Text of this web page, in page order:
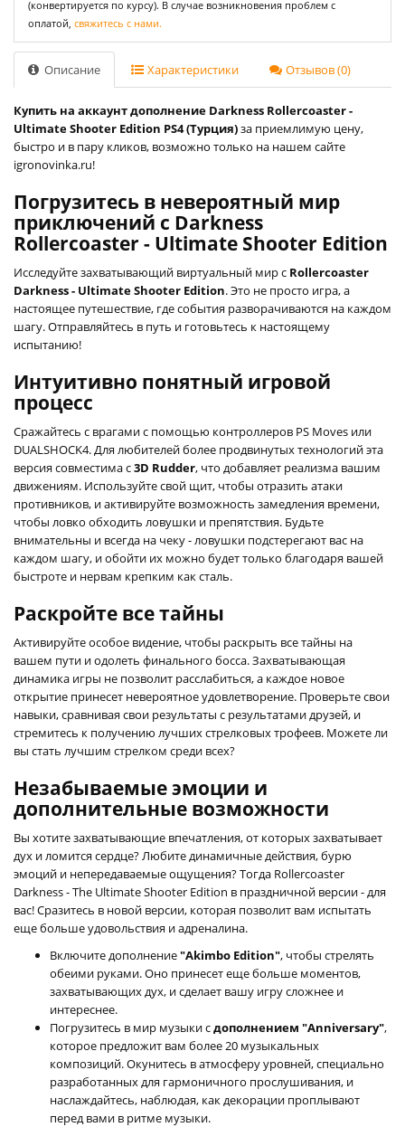
(конвертируется по курсу). В случае возникновения проблем с
оплатой, свяжитесь с нами.
Описание Характеристики Отзывов (0)
Купить на аккаунт дополнение Darkness Rollercoaster -
Ultimate Shooter Edition PS4 (Турция)за приемлимую цену,
быстро и в пару кликов, возможно только на нашем сайте
igronovinka.ru!
Погрузитесь в невероятный мир
приключений с Darkness
Rollercoaster - Ultimate Shooter Edition
Исследуйте захватывающий виртуальный мир с Rollercoaster
Darkness - Ultimate Shooter Edition. Это не просто игра, а
настоящее путешествие, где события разворачиваются на каждом
шагу. Отправляйтесь в путь и готовьтесь к настоящему
испытанию!
Интуитивно понятный игровой
процесс
Сражайтесь с врагами с помощью контроллеров PS Moves или
DUALSHOCK4. Для любителей более продвинутых технологий эта
версия совместима с3D Rudder, что добавляет реализма вашим
движениям. Используйте свой щит, чтобы отразить атаки
противников, и активируйте возможность замедления времени,
чтобы ловко обходить ловушки и препятствия. Будьте
внимательны и всегда на чеку - ловушки подстерегают вас на
каждом шагу, и обойти их можно будет только благодаря вашей
быстроте и нервам крепким как сталь.
Раскройте все тайны
Активируйте особое видение, чтобы раскрыть все тайны на
вашем пути и одолеть финального босса. Захватывающая
динамика игры не позволит расслабиться, а каждое новое
открытие принесет невероятное удовлетворение. Проверьте свои
навыки, сравнивая свои результаты с результатами друзей, и
стремитесь к получению лучших стрелковых трофеев. Можете ли
вы стать лучшим стрелком среди всех?
Незабываемые эмоции и
дополнительные возможности
Вы хотите захватывающие впечатления, от которых захватывает
дух и ломится сердце? Любите динамичные действия, бурю
эмоций и непередаваемые ощущения? Тогда Rollercoaster
Darkness - The Ultimate Shooter Edition в праздничной версии - для
вас! Сразитесь в новой версии, которая позволит вам испытать
еще больше удовольствия и адреналина.
Включите дополнение"Akimbo Edition", чтобы стрелять
обеими руками. Оно принесет еще больше моментов,
захватывающих дух, и сделает вашу игру сложнее и
интереснее.
Погрузитесь в мир музыки сдополнением "Anniversary",
которое предложит вам более 20 музыкальных
композиций. Окунитесь в атмосферу уровней, специально
разработанных для гармоничного прослушивания, и
наслаждайтесь, наблюдая, как декорации проплывают
перед вами в ритме музыки.